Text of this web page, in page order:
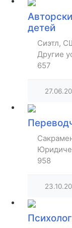
детей
Сиэтл,
Другие
657
958
Психолог